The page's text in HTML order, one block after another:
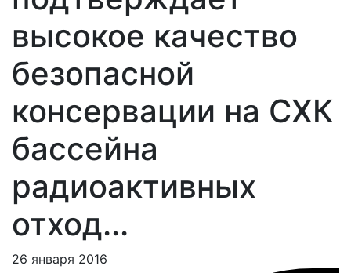
высокое качество
безопасной
консервации на СХК
бассейна
радиоактивных
отход...
26 января 2016